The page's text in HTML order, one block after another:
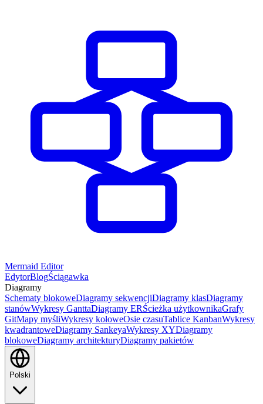
Mermaid Editor
EdytorBlogŚciągawka
Diagramy
Schematy blokoweDiagramy sekwencjiDiagramy klasDiagramy
stanówWykresy GanttaDiagramy ERŚcieżka użytkownikaGrafy
GitMapy myśliWykresy kołoweOsie czasuTablice KanbanWykresy
kwadrantoweDiagramy SankeyaWykresy XYDiagramy
blokoweDiagramy architekturyDiagramy pakietów
Polski